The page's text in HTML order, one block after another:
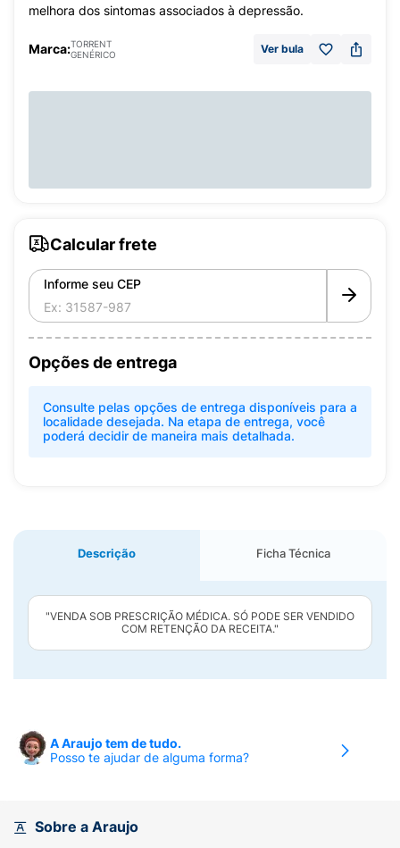
melhora dos sintomas associados à depressão.
Marca:TORRENT
GENÉRICO
Ver bula
Calcular frete
Informe seu CEP
Opções de entrega
Consulte pelas opções de entrega disponíveis para a
localidade desejada. Na etapa de entrega, você
poderá decidir de maneira mais detalhada.
Descrição Ficha Técnica
"VENDA SOB PRESCRIÇÃO MÉDICA. SÓ PODE SER VENDIDO
COM RETENÇÃO DA RECEITA."
A Araujo tem de tudo.
Posso te ajudar de alguma forma?
Sobre a Araujo